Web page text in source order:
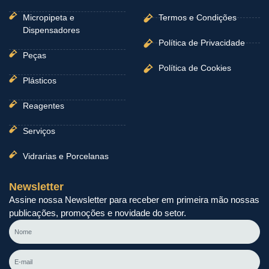
Micropipeta e
Dispensadores
Peças
Plásticos
Reagentes
Serviços
Vidrarias e Porcelanas
Termos e Condições
Política de Privacidade
Política de Cookies
Newsletter
Assine nossa Newsletter para receber em primeira mão nossas
publicações, promoções e novidade do setor.
Nome
E-